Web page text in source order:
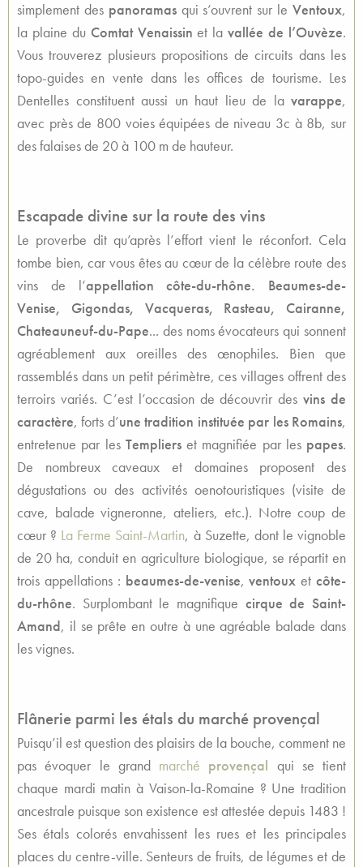
simplement des panoramasqui s’ouvrent sur leVentoux,
la plaine du Comtat Venaissin et lavallée de l’Ouvèze.
Vous trouverez plusieurs propositions de circuits dans les
topo-guides en vente dans les offices de tourisme. Les
Dentelles constituent aussi un haut lieu de la varappe,
avec près de 800 voies équipées de niveau 3c à 8b, sur
des falaises de 20 à 100 m de hauteur.
Escapade divine sur la route des vins
Le proverbe dit qu’après l’effort vient le réconfort. Cela
tombe bien, car vous êtes au cœur de la célèbre route des
vins de l’appellation côte-du-rhône. Beaumes-de-
Venise, Gigondas, Vacqueras, Rasteau, Cairanne,
Chateauneuf-du-Pape... des noms évocateurs qui sonnent
agréablement aux oreilles des œnophiles. Bien que
rassemblés dans un petit périmètre, ces villages offrent des
terroirs variés. C’est l’occasion de découvrir desvins de
caractère, forts d’une tradition instituée par les Romains,
entretenue par les Templierset magnifiée par les papes.
De nombreux caveaux et domaines proposent des
dégustations ou des activités oenotouristiques (visite de
cave, balade vigneronne, ateliers, etc.). Notre coup de
cœur ? La Ferme Saint-Martin, à Suzette, dont le vignoble
de 20 ha, conduit en agriculture biologique, se répartit en
trois appellations : beaumes-de-venise,ventoux etcôte-
du-rhône. Surplombant le magnifique cirque de Saint-
Amand, il se prête en outre à une agréable balade dans
les vignes.
Flânerie parmi les étals du marché provençal
Puisqu’il est question des plaisirs de la bouche, comment ne
pas évoquer le grand marché provençal qui se tient
chaque mardi matin à Vaison-la-Romaine ? Une tradition
ancestrale puisque son existence est attestée depuis 1483 !
Ses étals colorés envahissent les rues et les principales
places du centre-ville. Senteurs de fruits, de légumes et de